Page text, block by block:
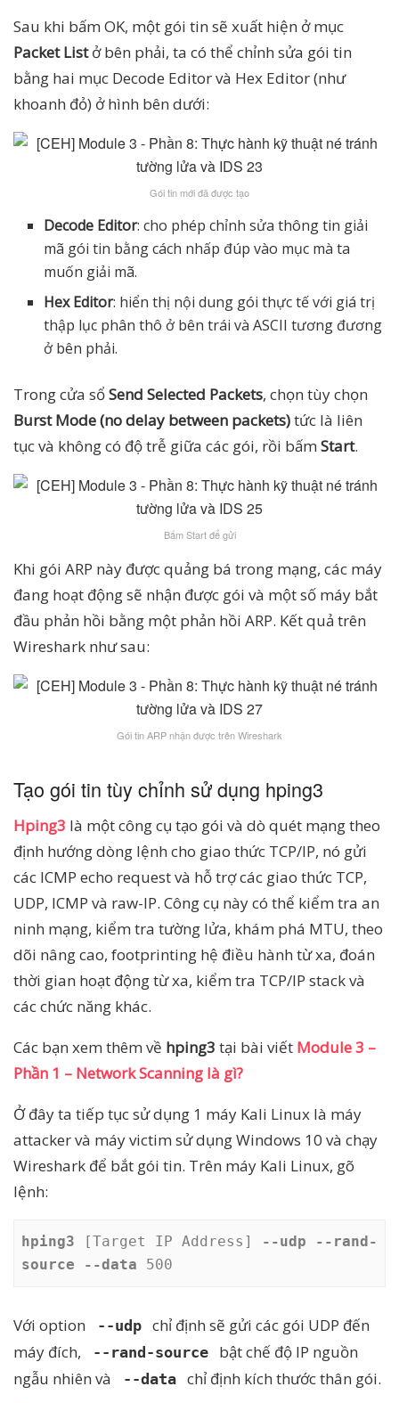
Sau khi bấm OK, một gói tin sẽ xuất hiện ở mục
Packet Listở bên phải, ta có thể chỉnh sửa gói tin
bằng hai mục Decode Editor và Hex Editor (như
khoanh đỏ) ở hình bên dưới:
Gói tin mới đã được tạo
Decode Editor: cho phép chỉnh sửa thông tin giải
mã gói tin bằng cách nhấp đúp vào mục mà ta
muốn giải mã.
Hex Editor: hiển thị nội dung gói thực tế với giá trị
thập lục phân thô ở bên trái và ASCII tương đương
ở bên phải.
Trong cửa sổSend Selected Packets, chọn tùy chọn
Burst Mode (no delay between packets)tức là liên
tục và không có độ trễ giữa các gói, rồi bấm Start.
Bấm Start để gửi
Khi gói ARP này được quảng bá trong mạng, các máy
đang hoạt động sẽ nhận được gói và một số máy bắt
đầu phản hồi bằng một phản hồi ARP. Kết quả trên
Wireshark như sau:
Gói tin ARP nhận được trên Wireshark
Tạo gói tin tùy chỉnh sử dụng hping3
Hping3 là một công cụ tạo gói và dò quét mạng theo
định hướng dòng lệnh cho giao thức TCP/IP, nó gửi
các ICMP echo request và hỗ trợ các giao thức TCP,
UDP, ICMP và raw-IP. Công cụ này có thể kiểm tra an
ninh mạng, kiểm tra tường lửa, khám phá MTU, theo
dõi nâng cao, footprinting hệ điều hành từ xa, đoán
thời gian hoạt động từ xa, kiểm tra TCP/IP stack và
các chức năng khác.
Các bạn xem thêm về hping3 tại bài viết Module 3 –
Phần 1 – Network Scanning là gì?
Ở đây ta tiếp tục sử dụng 1 máy Kali Linux là máy
attacker và máy victim sử dụng Windows 10 và chạy
Wireshark để bắt gói tin. Trên máy Kali Linux, gõ
lệnh:
hping3 [Target IP Address]
--udp --rand-
source --data 500
Với option --udp
chỉ định sẽ gửi các gói UDP đến
máy đích,
--rand-source
bật chế độ IP nguồn
ngẫu nhiên và
--data chỉ định kích thước thân gói.